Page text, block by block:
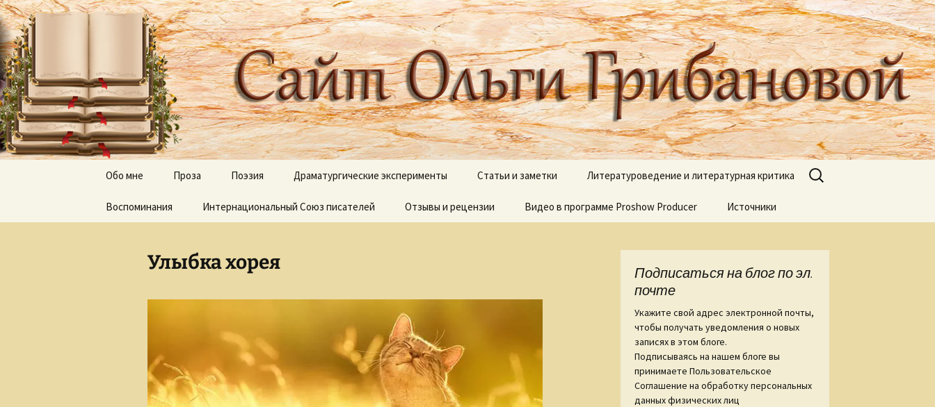
Перейти
к
содержимому
Сайт Ольги Грибановой
Творческое пространство писателя, поэта, публициста, литературоведа Ольги Грибановой
Обо мне Проза
Дерево апостола Луки
Неведомый путь
Слепые и прозревшие
Сказки для взрослых
Поэзия
Отражения, тени и сны
Драматургические эксперименты Статьи и заметки
Блестящий XVIII век
Детективные сюжеты
культуры
Литературоведение и литературная критика
В дебрях книжных
О моих книгах
Псалмы Веры Горт
Палитра нашей речи
По следам «Слова о
полку Игореве»
Слагаемые стиха
Воспоминания Интернациональный Союз писателей Отзывы и рецензии Видео в программе Proshow Producer Источники
Найти:
Улыбка хорея
Подписаться на блог по эл.
почте
Укажите свой адрес электронной почты,
чтобы получать уведомления о новых
записях в этом блоге.
Подписываясь на нашем блоге вы
принимаете Пользовательское
Соглашение на обработку персональных
данных физических лиц